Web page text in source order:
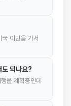
이민을 가서
도 되나요?
을 계획중인데